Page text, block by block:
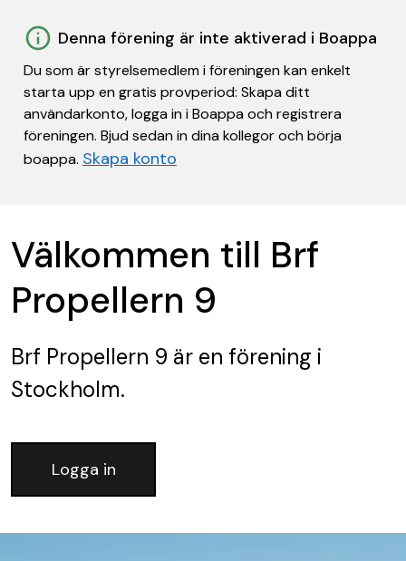
Denna förening är inte aktiverad i Boappa
Du som är styrelsemedlem i föreningen kan enkelt
starta upp en gratis provperiod: Skapa ditt
användarkonto, logga in i Boappa och registrera
föreningen. Bjud sedan in dina kollegor och börja
boappa. Skapa konto
Välkommen till Brf
Propellern 9
Brf Propellern 9 är en förening i
Stockholm.
Logga in